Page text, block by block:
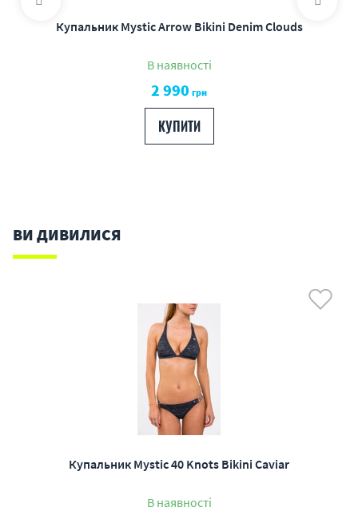
Купальник Mystic Arrow Bikini Denim Clouds
В наявності
2 990 грн
КУПИТИ
ВИ ДИВИЛИСЯ
Купальник Mystic 40 Knots Bikini Caviar
В наявності